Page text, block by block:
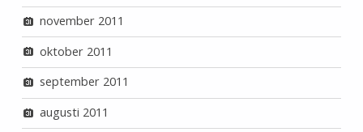
november 2011
oktober 2011
september 2011
augusti 2011